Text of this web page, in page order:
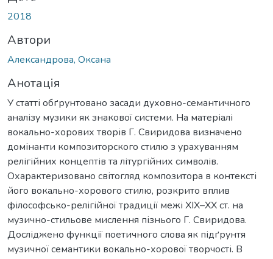
2018
Автори
Александрова, Оксана
Анотація
У статті обґрунтовано засади духовно-семантичного
аналізу музики як знакової системи. На матеріалі
вокально-хорових творів Г. Cвиридова визначено
домінанти композиторского стилю з урахуванням
релігійних концептів та літургійних символів.
Охарактеризовано світогляд композитора в контексті
його вокально-хорового стилю, розкрито вплив
філософсько-релігійної традиції межі ХIХ–ХХ ст. на
музично-стильове мислення пізнього Г. Свиридова.
Досліджено функції поетичного слова як підґрунтя
музичної семантики вокально-хорової творчості. В